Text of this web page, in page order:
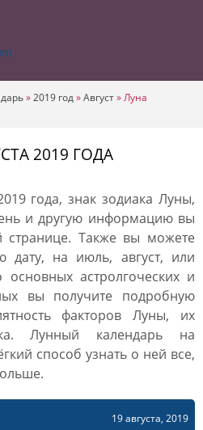
»2019 год»Август»Луна
2019 ГОДА
года, знак зодиака Луны,
и другую информацию вы
странице. Также вы можете
дату, на июль, август, или
астролгоческих и
вы получите подробную
факторов Луны, их
Лунный календарь на
способ узнать о ней все,
19 августа, 2019